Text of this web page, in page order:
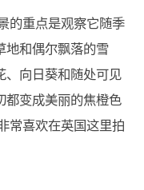
的重点是观察它随季
地和偶尔飘落的雪
、向日葵和随处可见
都变成美丽的焦橙色
喜欢在英国这里拍